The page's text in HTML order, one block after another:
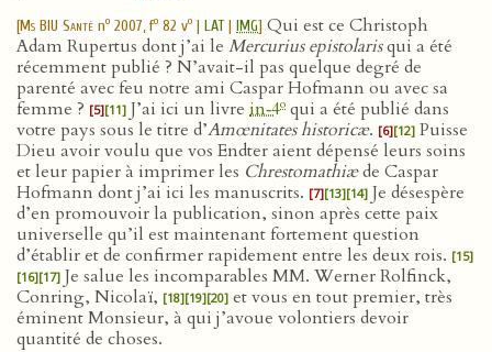
[Ms BIU Santé no 2007, fo 82 vo | LAT| IMG] Qui est ce Christoph
Adam Rupertus dont j’ai le Mercurius epistolarisqui a été
récemment publié ? N’avait-il pas quelque degré de
parenté avec feu notre ami Caspar Hofmann ou avec sa
femme ? [5][11] J’ai ici un livre in‑4o qui a été publié dans
votre pays sous le titre d’Amœnitates historicæ. [6][12] Puisse
Dieu avoir voulu que vos Endter aient dépensé leurs soins
et leur papier à imprimer les Chrestomathiæde Caspar
Hofmann dont j’ai ici les manuscrits. [7][13][14] Je désespère
d’en promouvoir la publication, sinon après cette paix
universelle qu’il est maintenant fortement question
d’établir et de confirmer rapidement entre les deux rois. [15]
[16][17] Je salue les incomparables MM. Werner Rolfinck,
Conring, Nicolaï, [18][19][20] et vous en tout premier, très
éminent Monsieur, à qui j’avoue volontiers devoir
quantité de choses.